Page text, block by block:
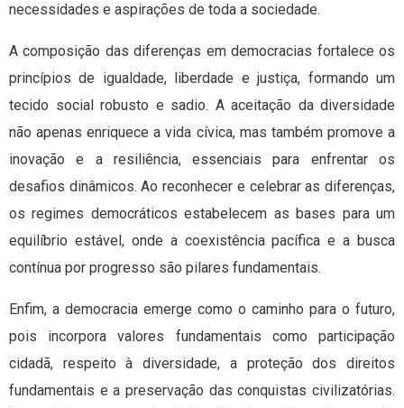
necessidades e aspirações de toda a sociedade.
A composição das diferenças em democracias fortalece os
princípios de igualdade, liberdade e justiça, formando um
tecido social robusto e sadio. A aceitação da diversidade
não apenas enriquece a vida cívica, mas também promove a
inovação e a resiliência, essenciais para enfrentar os
desafios dinâmicos. Ao reconhecer e celebrar as diferenças,
os regimes democráticos estabelecem as bases para um
equilíbrio estável, onde a coexistência pacífica e a busca
contínua por progresso são pilares fundamentais.
Enfim, a democracia emerge como o caminho para o futuro,
pois incorpora valores fundamentais como participação
cidadã, respeito à diversidade, a proteção dos direitos
fundamentais e a preservação das conquistas civilizatórias.